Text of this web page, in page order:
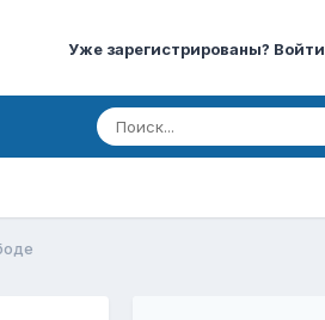
Уже зарегистрированы? Войти